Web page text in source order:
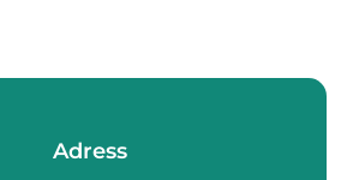
Adress